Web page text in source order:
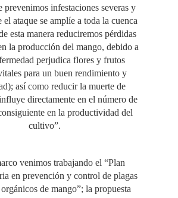
prevenimos infestaciones severas y
el ataque se amplíe a toda la cuenca
esta manera reduciremos pérdidas
la producción del mango, debido a
perjudica flores y frutos
para un buen rendimiento y
así como reducir la muerte de
directamente en el número de
en la productividad del
cultivo”.
venimos trabajando el “Plan
en prevención y control de plagas
de mango”; la propuesta